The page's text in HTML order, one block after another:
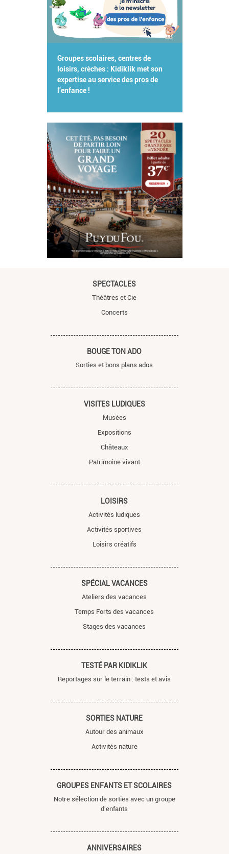
Groupes scolaires, centres de
loisirs, crèches : Kidiklik met son
expertise au service des pros de
l'enfance !
SPECTACLES
Théâtres et Cie
Concerts
BOUGE TON ADO
Sorties et bons plans ados
VISITES LUDIQUES
Musées
Expositions
Châteaux
Patrimoine vivant
LOISIRS
Activités ludiques
Activités sportives
Loisirs créatifs
SPÉCIAL VACANCES
Ateliers des vacances
Temps Forts des vacances
Stages des vacances
TESTÉ PAR KIDIKLIK
Reportages sur le terrain : tests et avis
SORTIES NATURE
Autour des animaux
Activités nature
GROUPES ENFANTS ET SCOLAIRES
Notre sélection de sorties avec un groupe
d'enfants
ANNIVERSAIRES